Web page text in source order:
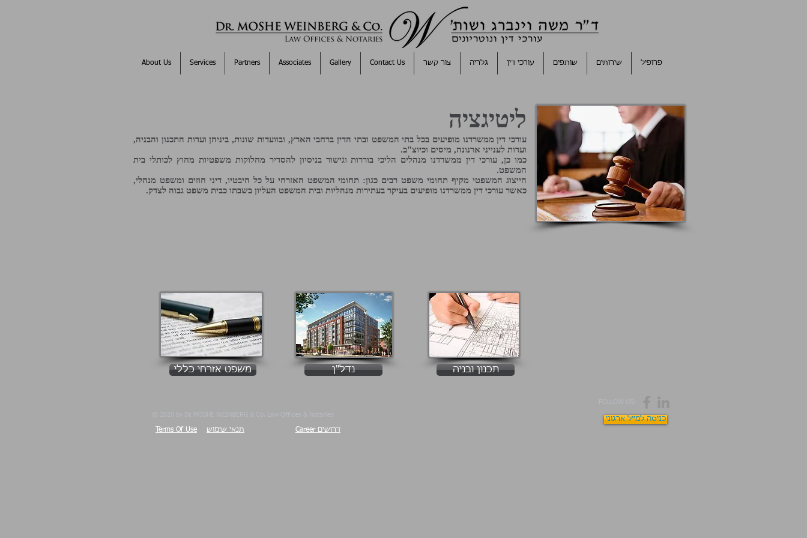
About Us Services Partners Associates Gallery Contact Us צור קשר גלריה עורכי דין שותפים שירותים פרופיל
ליטיגציה
עורכי דין ממשרדנו מופיעים בכל בתי המשפט ובתי הדין ברחבי הארץ, ובוועדות שונות, ביניהן ועדות התכנון והבניה,
ועדות לענייני ארנונה, מיסים וכיוצ"ב.
כמו כן, עורכי דין ממשרדנו מנהלים הליכי בוררות וגישור בניסיון להסדיר מחלוקות משפטיות מחוץ לכותלי בית
המשפט.
הייצוג המשפטי מקיף תחומי משפט רבים כגון: תחומי המשפט האזרחי על כל היבטיו, דיני חוזים ומשפט מנהלי,
כאשר עורכי דין ממשרדנו מופיעים בעיקר בעתירות מנהליות ובית המשפט העליון בשבתו כבית משפט גבוה לצדק.
משפט אזרחי כללי נדל"ן תכנון ובניה
© 2020 by Dr. MOSHE WEINBERG & Co. Law Offices & Notaries
תנאי שימוש Terms Of Use דרושים Career
FOLLOW US:
כניסה למייל ארגוני